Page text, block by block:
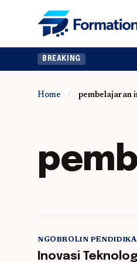
BREAKING
Home / pembelajaran
NGOBROLIN
Inovasi